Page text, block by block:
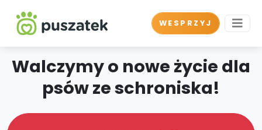
WESPRZYJ
Walczymy o nowe życie dla
psów ze schroniska!